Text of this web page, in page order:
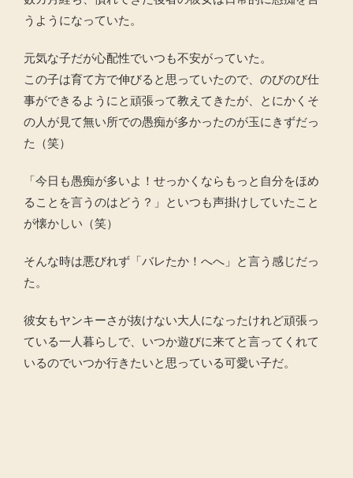
うようになっていた。
元気な子だが心配性でいつも不安がっていた。
この子は育て方で伸びると思っていたので、のびのび仕
事ができるようにと頑張って教えてきたが、とにかくそ
の人が見て無い所での愚痴が多かったのが玉にきずだっ
た（笑）
「今日も愚痴が多いよ！せっかくならもっと自分をほめ
ることを言うのはどう？」といつも声掛けしていたこと
が懐かしい（笑）
そんな時は悪びれず「バレたか！へへ」と言う感じだっ
た。
彼女もヤンキーさが抜けない大人になったけれど頑張っ
ている一人暮らしで、いつか遊びに来てと言ってくれて
いるのでいつか行きたいと思っている可愛い子だ。